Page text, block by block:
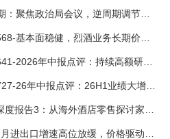
西部证券-总量月报第12期：聚焦政治局会议，逆周期调节加力，增量政策可期-260806
华西证券-先导基电-600641-2026年中报点评：持续高额研发投入，离子注入机、半导体材料加速突破-260802
东北证券-鲁北化工-600727-26年中报点评：26H1业绩大增，钛白粉、溴素业务贡献突出-260806